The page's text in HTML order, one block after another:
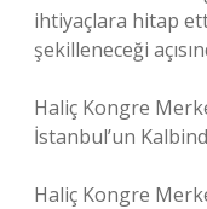
ihtiyaçlara hitap
şekilleneceği
Haliç Kongre
İstanbul’un
Haliç Kongre